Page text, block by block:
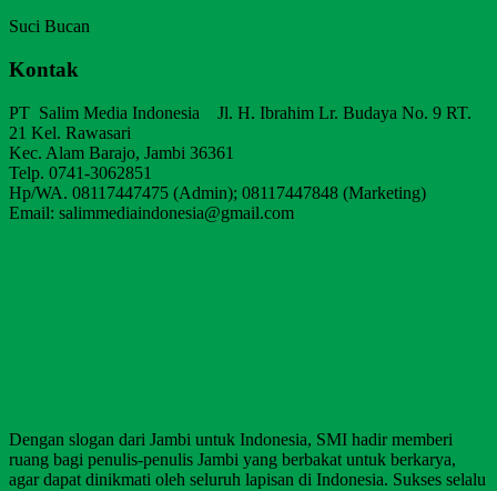
Suci Bucan
Kontak
PT Salim Media Indonesia Jl. H. Ibrahim Lr. Budaya No. 9 RT.
21 Kel. Rawasari
Kec. Alam Barajo, Jambi 36361
Telp. 0741-3062851
Hp/WA. 08117447475 (Admin); 08117447848 (Marketing)
Email: salimmediaindonesia@gmail.com
Dengan slogan dari Jambi untuk Indonesia, SMI hadir memberi
ruang bagi penulis-penulis Jambi yang berbakat untuk berkarya,
agar dapat dinikmati oleh seluruh lapisan di Indonesia. Sukses selalu